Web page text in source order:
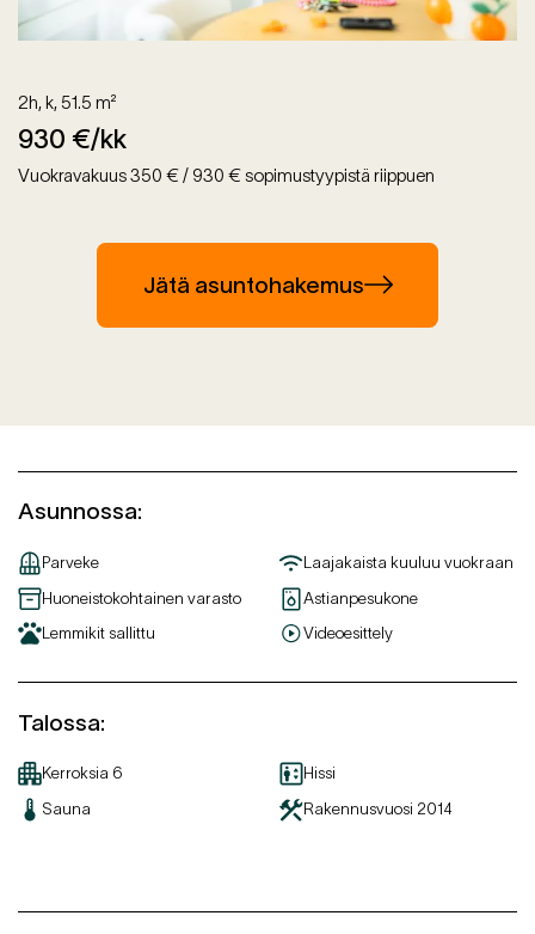
2h, k, 51.5 m²
930 €/kk
Vuokravakuus 350 € / 930 € sopimustyypistä riippuen
Jätä asuntohakemus
Asunnossa:
Parveke
Laajakaista kuuluu vuokraan
Huoneistokohtainen varasto
Astianpesukone
Lemmikit sallittu
Videoesittely
Talossa:
Kerroksia 6
Hissi
Sauna
Rakennusvuosi 2014